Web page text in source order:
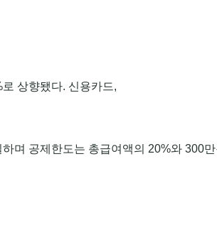
상향됐다. 신용카드,
며 공제한도는 총급여액의 20%와 300